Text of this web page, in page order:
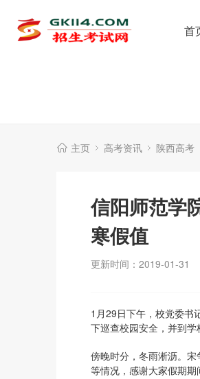
首
主页 高考资讯 陕西高考
信阳师范学
寒假值
更新时间：2019-01-31
1月29日下午，校党委书
下巡查校园安全，并到学
傍晚时分，冬雨淅沥。
等情况，感谢大家假期期